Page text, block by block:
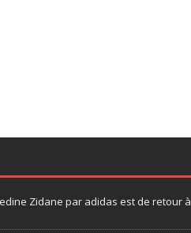
Zidane par adidas est de retour à